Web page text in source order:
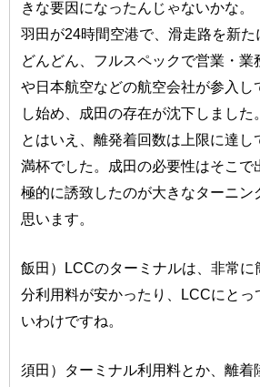
きな要因になったんじゃないかな。
羽田が24時間空港で、滑走路を新た
どんどん、フルスペックで営業・業
や日本航空などの航空会社が参入し
し始め、成田の存在が沈下しました
とはいえ、離発着回数は上限に達し
満杯でした。成田の必要性はそこで
極的に誘致したのが大きなターニン
思います。
飯田）LCCのターミナルは、非常に
分利用料が安かったり、LCCにとっ
いわけですね。
須田）ターミナル利用料とか、離着